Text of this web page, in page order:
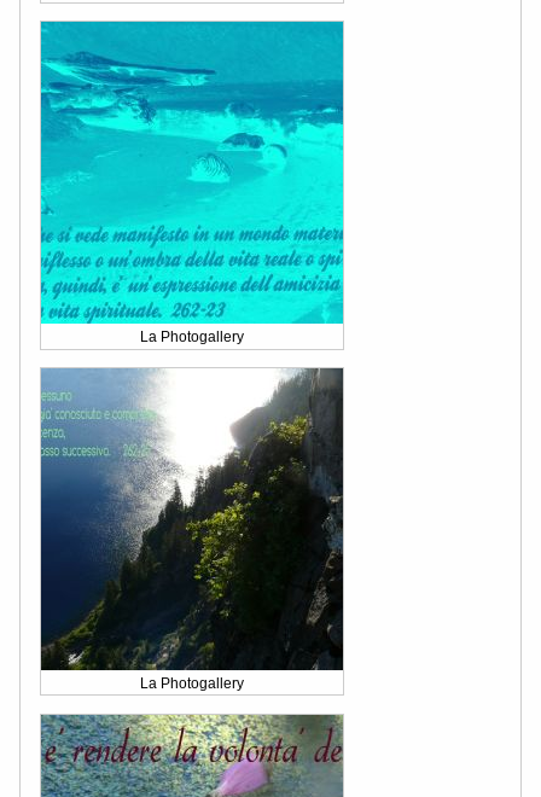
La Photogallery
La Photogallery